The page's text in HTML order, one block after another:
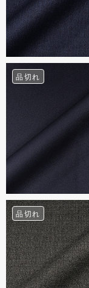
品切れ
品切れ